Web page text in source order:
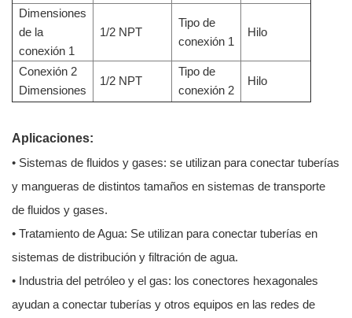
Dimensiones
de la
conexión 1
1/2 NPT
Tipo de
conexión 1
Hilo
Conexión 2
Dimensiones
1/2 NPT
Tipo de
conexión 2
Hilo
Aplicaciones:
• Sistemas de fluidos y gases: se utilizan para conectar tuberías
y mangueras de distintos tamaños en sistemas de transporte
de fluidos y gases.
• Tratamiento de Agua: Se utilizan para conectar tuberías en
sistemas de distribución y filtración de agua.
• Industria del petróleo y el gas: los conectores hexagonales
ayudan a conectar tuberías y otros equipos en las redes de